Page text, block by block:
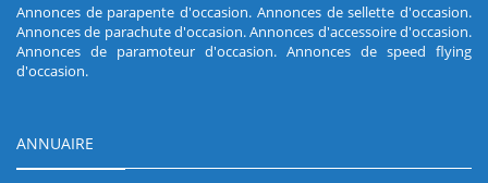
Annonces de parapente d'occasion. Annonces de sellette d'occasion.
Annonces de parachute d'occasion.Annonces d'accessoire d'occasion.
Annonces de paramoteur d'occasion. Annonces de speed flying
d'occasion.
ANNUAIRE